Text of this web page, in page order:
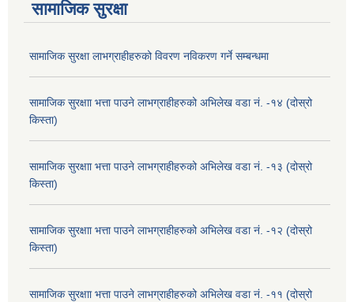
सामाजिक सुरक्षा
सामाजिक सुरक्षा लाभग्राहीहरुको विवरण नविकरण गर्ने सम्बन्धमा
सामाजिक सुरक्षाा भत्ता पाउने लाभग्राहीहरुको अभिलेख वडा नं. -१४ (दोस्रो
किस्ता)
सामाजिक सुरक्षाा भत्ता पाउने लाभग्राहीहरुको अभिलेख वडा नं. -१३ (दोस्रो
किस्ता)
सामाजिक सुरक्षाा भत्ता पाउने लाभग्राहीहरुको अभिलेख वडा नं. -१२ (दोस्रो
किस्ता)
सामाजिक सुरक्षाा भत्ता पाउने लाभग्राहीहरुको अभिलेख वडा नं. -११ (दोस्रो